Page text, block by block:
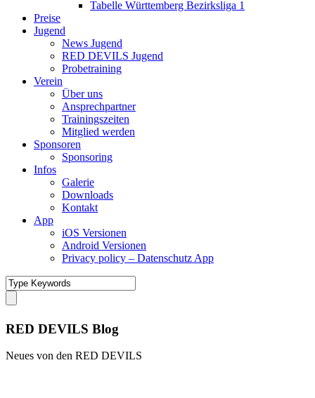
Tabelle Württemberg Bezirksliga 1
Preise
Jugend
News Jugend
RED DEVILS Jugend
Probetraining
Verein
Über uns
Ansprechpartner
Trainingszeiten
Mitglied werden
Sponsoren
Sponsoring
Infos
Galerie
Downloads
Kontakt
App
iOS Versionen
Android Versionen
Privacy policy – Datenschutz App
RED DEVILS Blog
Neues von den RED DEVILS